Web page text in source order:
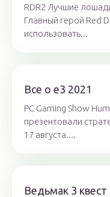
RDR2 Лучшие
Главный герой Red
использовать...
Все о e3 2021
PC Gaming Show
презентовали
17 августа....
Ведьмак 3